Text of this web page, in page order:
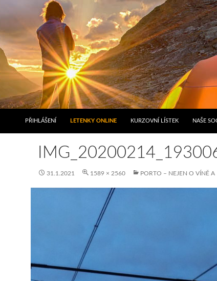
PŘIHLÁŠENÍ LETENKY ONLINE KURZOVNÍ LÍSTEK NAŠE
31.1.2021 1589 × 2560 PORTO – NEJEN O VÍNĚ A